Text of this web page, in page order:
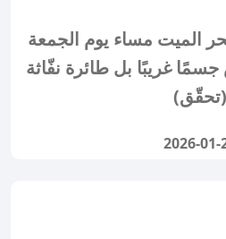
الميت مساء يوم الجمعة
جسمًا غريبًا بل طائرة نفّاثة
(تحقّق)
2026-01-